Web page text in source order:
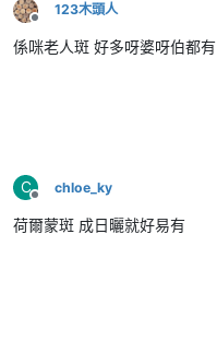
離線
123木頭人
係咪老人斑 好多呀婆呀伯都有
C
離線
chloe_ky
荷爾蒙斑 成日曬就好易有